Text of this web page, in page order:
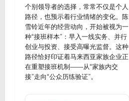
个别领导者的选择，常常不仅是个人
路径，也预示着行业情绪的变化。陈
雪铃近年的经营动向，开始被视为一
种“接班样本”：早入一线实务、并行
创业与投资、接受高曝光监督。这种
路径恰好印证着马来西亚家族企业正
在重塑接班机制——从“家族内交
接”走向“公众历练验证”。